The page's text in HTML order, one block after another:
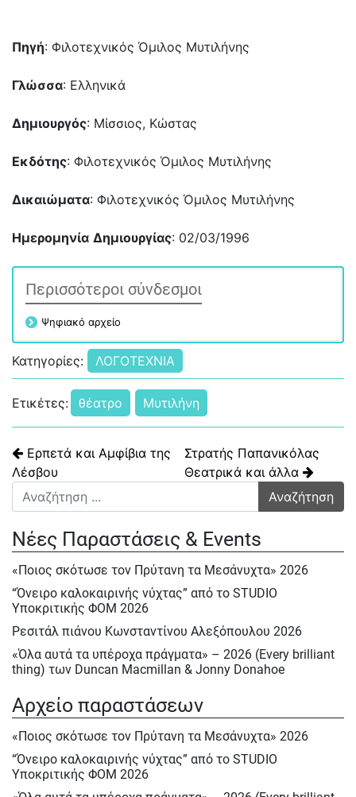
Πηγή: Φιλοτεχνικός Όμιλος Μυτιλήνης
Γλώσσα: Ελληνικά
Δημιουργός: Μίσσιος, Κώστας
Εκδότης: Φιλοτεχνικός Όμιλος Μυτιλήνης
Δικαιώματα: Φιλοτεχνικός Όμιλος Μυτιλήνης
Ημερομηνία Δημιουργίας: 02/03/1996
Περισσότεροι σύνδεσμοι
Ψηφιακό αρχείο
Κατηγορίες: ΛΟΓΟΤΕΧΝΙΑ
Ετικέτες: θέατρο Μυτιλήνη
Πλοήγηση άρθρων
Ερπετά και Αμφίβια της
Λέσβου
Στρατής Παπανικόλας
Θεατρικά και άλλα
Αναζήτηση για:
Νέες Παραστάσεις & Events
«Ποιος σκότωσε τον Πρύτανη τα Μεσάνυχτα» 2026
“Όνειρο καλοκαιρινής νύχτας” από το STUDIO
Υποκριτικής ΦΟΜ 2026
Ρεσιτάλ πιάνου Κωνσταντίνου Αλεξόπουλου 2026
«Όλα αυτά τα υπέροχα πράγματα» – 2026 (Every brilliant
thing) των Duncan Macmillan & Jonny Donahoe
Σάββατο 23/5, Κυρ.24/5 & Δευτ.25/5/2026
Ε΄ Πολιτιστική ΄Ανοιξη στον ΦΟΜ 2026
Ε΄ Πολιτιστική Άνοιξη 2026
Ηρακλής Πασχαλίδης, Σάββατο 9 Μαίου 2026
Αρχείο παραστάσεων
«Ποιος σκότωσε τον Πρύτανη τα Μεσάνυχτα» 2026
“Όνειρο καλοκαιρινής νύχτας” από το STUDIO
Υποκριτικής ΦΟΜ 2026